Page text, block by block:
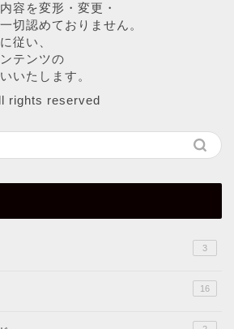
容を変形・変更・
切認めておりません。
従い、
テンツの
いたします。
rights reserved
3
16